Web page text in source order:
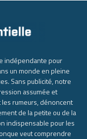
indépendante pour
un monde en pleine
Sans publicité, notre
assumée et
rumeurs, dénoncent
de la petite ou de la
indispensable pour les
veut comprendre